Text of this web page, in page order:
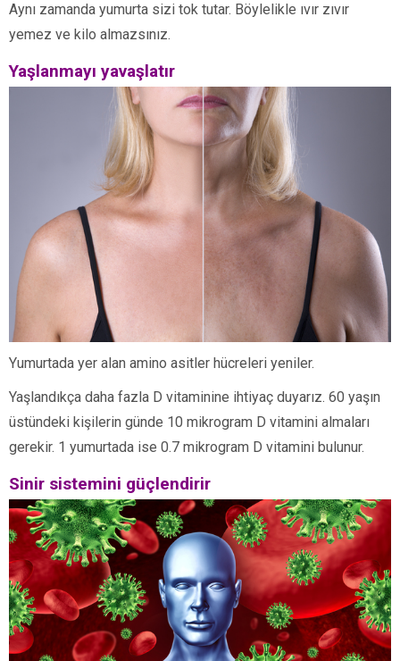
Aynı zamanda yumurta sizi tok tutar. Böylelikle ıvır zıvır
yemez ve kilo almazsınız.
Yaşlanmayı yavaşlatır
Yumurtada yer alan amino asitler hücreleri yeniler.
Yaşlandıkça daha fazla D vitaminine ihtiyaç duyarız. 60 yaşın
üstündeki kişilerin günde 10 mikrogram D vitamini almaları
gerekir. 1 yumurtada ise 0.7 mikrogram D vitamini bulunur.
Sinir sistemini güçlendirir